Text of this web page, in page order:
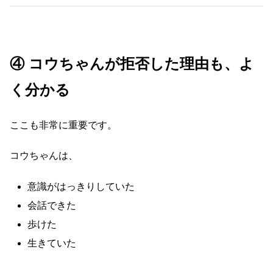
④ コウちゃんが拒否した理由も、よ
く分かる
ここも非常に重要です。
コウちゃんは、
意識がはっきりしていた
会話できた
歩けた
生きていた